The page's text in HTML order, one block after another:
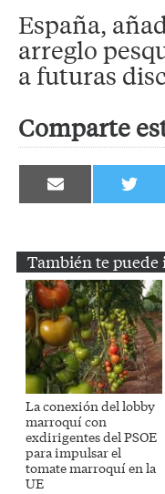
España,
arreglo
a futuras
Comparte
Compartir
en en
También te puede
La conexión del lobby
marroquí con
exdirigentes del PSOE
para impulsar el
tomate marroquí en la
UE